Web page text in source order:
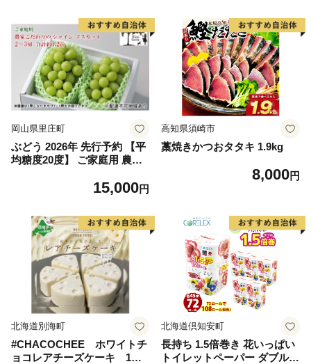
岡山県里庄町
ぶどう 2026年 先行予約 【平
均糖度20度】 ご家庭用 農家
ット 2～3房 合計約1.2kg ブ
直送 】
15,000円
高知県須崎市
藁焼きかつおタタキ 1.9kg
8,000円
北海道別海町
#CHACOCHEE ホワイトチ
ョコレアチーズケーキ 1ホ
北海道倶知安町
長持ち 1.5倍巻き 花いっぱい
トイレットペーパー ダブル 4